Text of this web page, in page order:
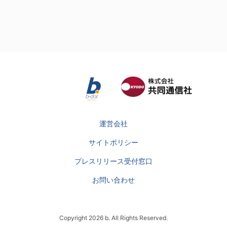
運営会社
サイトポリシー
プレスリリース受付窓口
お問い合わせ
Copyright 2026 b. All Rights Reserved.